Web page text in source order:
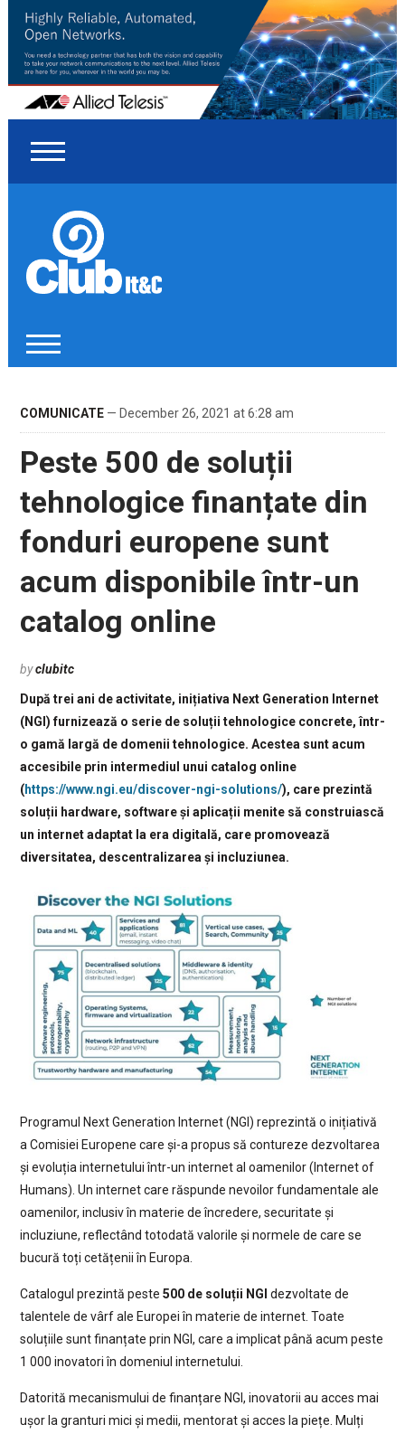
COMUNICATE— December 26, 2021 at 6:28 am
Peste 500 de soluții
tehnologice finanțate din
fonduri europene sunt
acum disponibile într-un
catalog online
byclubitc
După trei ani de activitate, inițiativa Next Generation Internet
(NGI) furnizează o serie de soluții tehnologice concrete, într-
o gamă largă de domenii tehnologice. Acestea sunt acum
accesibile prin intermediul unui catalog online
(https://www.ngi.eu/discover-ngi-solutions/), care prezintă
soluții hardware, software și aplicații menite să construiască
un internet adaptat la era digitală, care promovează
diversitatea, descentralizarea și incluziunea.
Programul Next Generation Internet (NGI) reprezintă o inițiativă
a Comisiei Europene care și-a propus să contureze dezvoltarea
și evoluția internetului într-un internet al oamenilor (Internet of
Humans). Un internet care răspunde nevoilor fundamentale ale
oamenilor, inclusiv în materie de încredere, securitate și
incluziune, reflectând totodată valorile și normele de care se
bucură toți cetățenii în Europa.
Catalogul prezintă peste 500 de soluții NGI dezvoltate de
talentele de vârf ale Europei în materie de internet. Toate
soluțiile sunt finanțate prin NGI, care a implicat până acum peste
1 000 inovatori în domeniul internetului.
Datorită mecanismului de finanțare NGI, inovatorii au acces mai
ușor la granturi mici și medii, mentorat și acces la piețe. Mulți